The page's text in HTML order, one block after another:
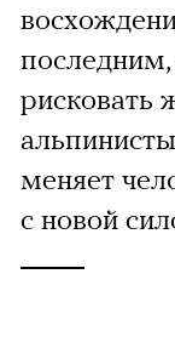
последним,
рисковать
меняет
с новой